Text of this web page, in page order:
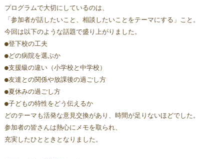
プログラムで大切にしているのは、
「参加者が話したいこと、相談したいことをテーマにする」こと。
今回は以下のような話題で盛り上がりました。
●登下校の工夫
●どの病院を選ぶか
●支援級の違い（小学校と中学校）
●友達との関係や放課後の過ごし方
●夏休みの過ごし方
●子どもの特性をどう伝えるか
どのテーマも活発な意見交換があり、時間が足りないほどでした。
参加者の皆さんは熱心にメモを取られ、
充実したひとときとなりました。